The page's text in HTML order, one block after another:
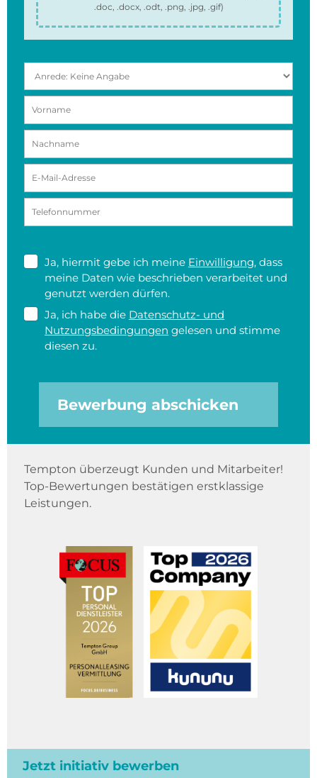
.doc, .docx, .odt, .png, .jpg, .gif)
Ja, hiermit gebe ich meine Einwilligung, dass
meine Daten wie beschrieben verarbeitet und
genutzt werden dürfen.
Ja, ich habe die Datenschutz- und
Nutzungsbedingungen gelesen und stimme
diesen zu.
Bewerbung abschicken
Tempton überzeugt Kunden und Mitarbeiter!
Top-Bewertungen bestätigen erstklassige
Leistungen.
Jetzt initiativ bewerben